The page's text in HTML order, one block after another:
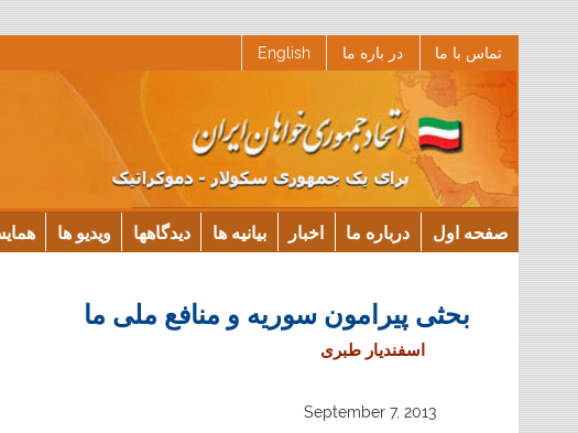
تماس با ما در باره ما English
صفحه اول درباره ما اخبار بیانیه ها دیدگاهها ویدیو ها
بحثی‌ پیرامون سوریه و منافع ملی‌ ما
اسفندیار طبری
September 7, 2013